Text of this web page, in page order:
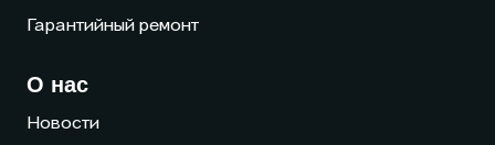
Гарантийный ремонт
О нас
Новости